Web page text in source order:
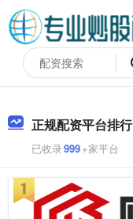
正规配资平台排行
已收录999+家平台